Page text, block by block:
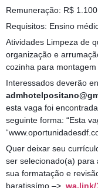
Remuneração: R$
Requisitos: Ensino
Atividades Limpeza de
organização e
cozinha para
Interessados deverão
esta vaga foi
seguinte forma: “Esta
Quer deixar seu
ser selecionado(a) para
sua formatação e
baratissímo –>